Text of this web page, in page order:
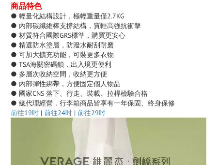
商品特色
● 輕量化結構設計，極輕重量僅2.7KG
● 內部碳纖維棒支撐結構，質輕高強抗衝擊
● 材質符合國際GRS標準，購買更安心
● 精選防水塗層，防潑水耐刮耐磨
● 可加大擴充功能，可裝更多衣物
● TSA海關密碼鎖，出入境更便利
● 多層次收納空間，收納更方便
● 內部彈性綁帶，方便固定個人物品
● 國家CNS 落下、行走、裝載、拉桿檢驗合格
● 總代理經營．行李箱商品皆享有一年保固、終身保修
前往19吋 | 前往24吋 | 前往29吋